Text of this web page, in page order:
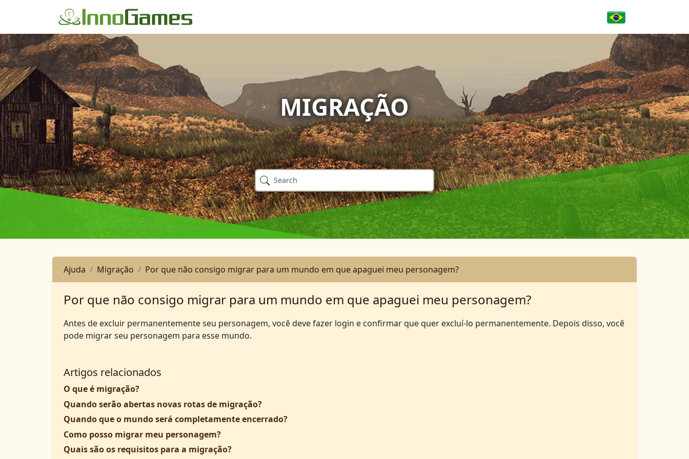
MIGRAÇÃO
Ajuda Migração Por que não consigo migrar para um mundo em que apaguei meu personagem?
Por que não consigo migrar para um mundo em que apaguei meu personagem?
Antes de excluir permanentemente seu personagem, você deve fazer login e confirmar que quer excluí-lo permanentemente. Depois disso, você
pode migrar seu personagem para esse mundo.
Artigos relacionados
O que é migração?
Quando serão abertas novas rotas de migração?
Quando que o mundo será completamente encerrado?
Como posso migrar meu personagem?
Quais são os requisitos para a migração?